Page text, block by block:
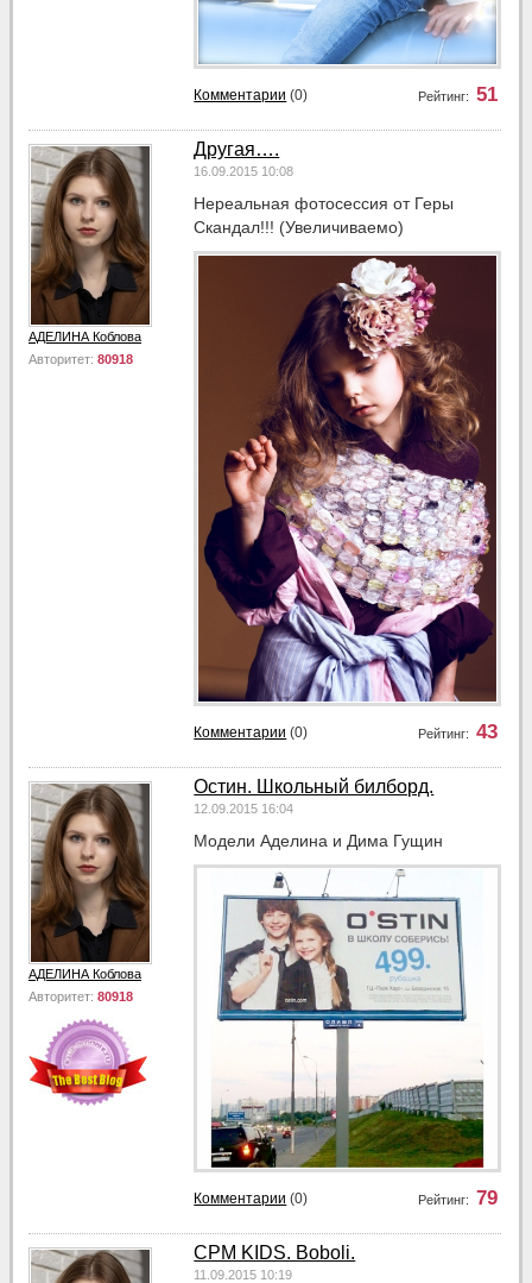
Комментарии (0) Рейтинг: 51
АДЕЛИНА Коблова
Авторитет: 80918
Другая….
16.09.2015 10:08
Нереальная фотосессия от Геры
Скандал!!! (Увеличиваемо)
Комментарии (0) Рейтинг: 43
АДЕЛИНА Коблова
Авторитет: 80918
Остин. Школьный билборд.
12.09.2015 16:04
Модели Аделина и Дима Гущин
Комментарии (0) Рейтинг: 79
CPM KIDS. Boboli.
11.09.2015 10:19